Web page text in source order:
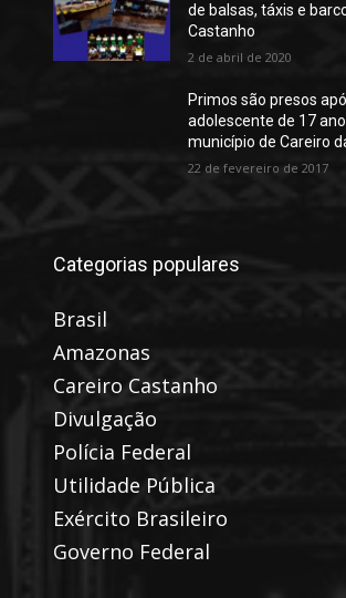
de balsas, táxis e
Castanho
2 de abril de 2020
Primos são presos
adolescente de 17
município de Careiro
22 de fevereiro de 2017
Categorias populares
Brasil
Amazonas
Careiro Castanho
Divulgação
Polícia Federal
Utilidade Pública
Exército Brasileiro
Governo Federal